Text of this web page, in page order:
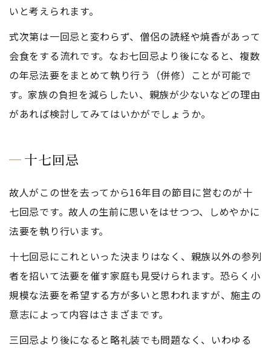
いと考えられます。
式次第は一回忌と変わらず、僧侶の読経や焼香があって
会食をする流れです。なお七回忌より後になると、複数
の年忌法要をまとめて執り行う（併修）ことが可能で
す。家族の負担を減らしたい、親族が少ないなどの理由
があれば検討してみてはいかがでしょうか。
十七回忌
故人がこの世を去ってから16年目の節目に営むのが十
七回忌です。故人の生前に思いをはせつつ、しめやかに
法要を執り行います。
十七回忌にこれといった決まりはなく、親族以外の参列
者を招いて法要を催す家庭も見受けられます。恐らく小
規模な法要を希望する方が多いと思われますが、施主の
意志によって内容はさまざまです。
三回忌より後になると略礼装でも問題なく、いわゆる